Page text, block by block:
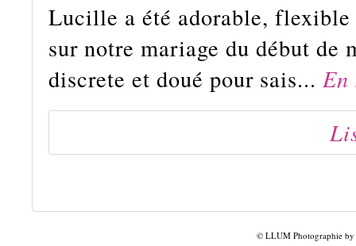
Lucille a été adorable,
sur notre mariage du début de
discrete et doué pour sais... En
© LLUM Photographie